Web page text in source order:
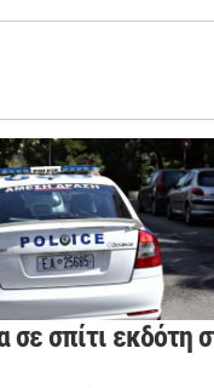
σε σπίτι εκδότη